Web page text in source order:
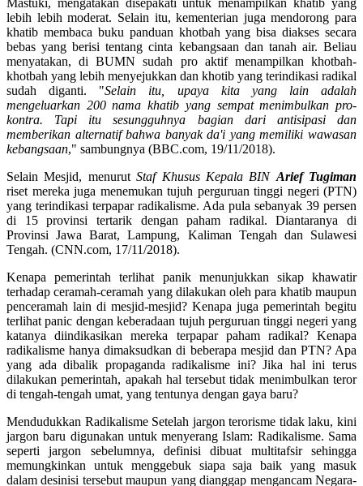
lebih lebih moderat. Selain itu, kementerian juga mendorong para
khatib membaca buku panduan khotbah yang bisa diakses secara
bebas yang berisi tentang cinta kebangsaan dan tanah air. Beliau
menyatakan, di BUMN sudah pro aktif menampilkan khotbah-
khotbah yang lebih menyejukkan dan khotib yang terindikasi radikal
sudah diganti. "Selain itu, upaya kita yang lain adalah
mengeluarkan 200 nama khatib yang sempat menimbulkan pro-
kontra. Tapi itu sesungguhnya bagian dari antisipasi dan
memberikan alternatif bahwa banyak da'i yang memiliki wawasan
kebangsaan," sambungnya (BBC.com, 19/11/2018).
Selain Mesjid, menurutStaf Khusus Kepala BIN Arief Tugiman
riset mereka juga menemukan tujuh perguruan tinggi negeri (PTN)
yang terindikasi terpapar radikalisme. Ada pula sebanyak 39 persen
di 15 provinsi tertarik dengan paham radikal. Diantaranya di
Provinsi Jawa Barat, Lampung, Kaliman Tengah dan Sulawesi
Tengah. (CNN.com, 17/11/2018).
Kenapa pemerintah terlihat panik menunjukkan sikap khawatir
terhadap ceramah-ceramah yang dilakukan oleh para khatib maupun
penceramah lain di mesjid-mesjid? Kenapa juga pemerintah begitu
terlihat panic dengan keberadaan tujuh perguruan tinggi negeri yang
katanya diindikasikan mereka terpapar paham radikal? Kenapa
radikalisme hanya dimaksudkan di beberapa mesjid dan PTN? Apa
yang ada dibalik propaganda radikalisme ini? Jika hal ini terus
dilakukan pemerintah, apakah hal tersebut tidak menimbulkan teror
di tengah-tengah umat, yang tentunya dengan gaya baru?
Mendudukkan Radikalisme Setelah jargon terorisme tidak laku, kini
jargon baru digunakan untuk menyerang Islam: Radikalisme. Sama
seperti jargon sebelumnya, definisi dibuat multitafsir sehingga
memungkinkan untuk menggebuk siapa saja baik yang masuk
dalam desinisi tersebut maupun yang dianggap mengancam Negara-